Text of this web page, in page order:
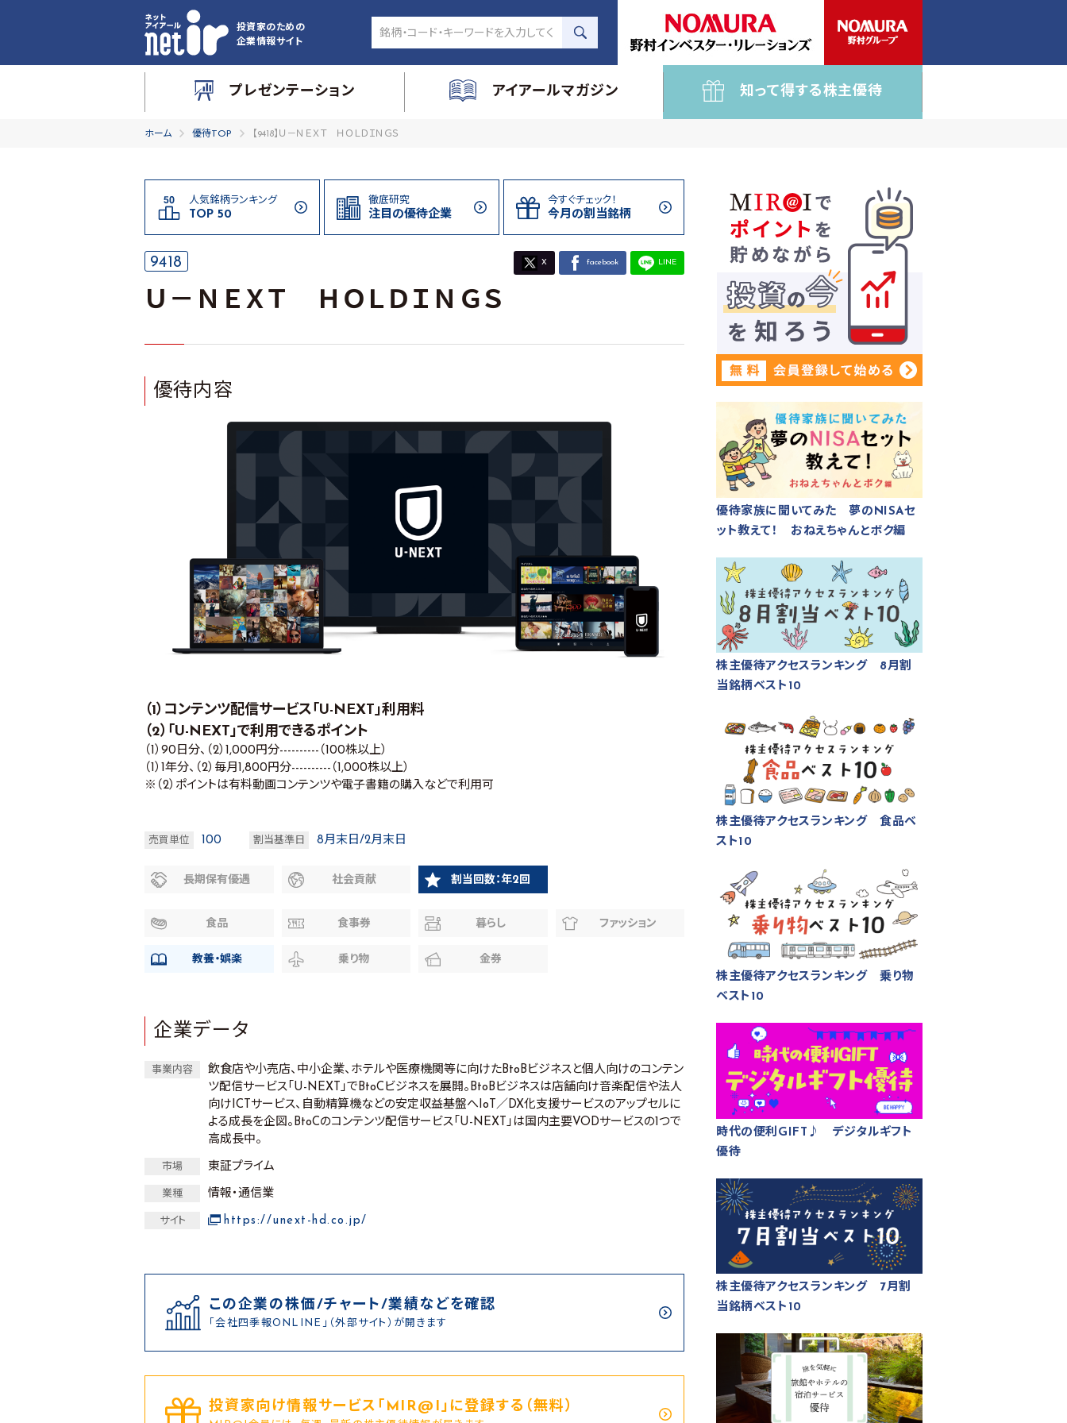
投資家のための
企業情報サイト
プレゼンテーション アイアールマガジン 知って得する株主優待
ホーム 優待TOP 【9418】Ｕ－ＮＥＸＴ ＨＯＬＤＩＮＧＳ
人気銘柄ランキング
TOP 50
徹底研究
注目の優待企業
今すぐチェック！
今月の割当銘柄
9418 X facebook LINE
Ｕ－ＮＥＸＴ ＨＯＬＤＩＮＧＳ
優待内容
（1）コンテンツ配信サービス「U-NEXT」利用料
（2）「U-NEXT」で利用できるポイント
（1）90日分、（2）1,000円分----------（100株以上）
（1）1年分、（2）毎月1,800円分----------（1,000株以上）
※（2）ポイントは有料動画コンテンツや電子書籍の購入などで利用可
売買単位 100 割当基準日 8月末日/2月末日
長期保有優遇 社会貢献 割当回数：年2回
食品 食事券 暮らし ファッション
教養・娯楽 乗り物 金券
企業データ
事業内容
飲食店や小売店、中小企業、ホテルや医療機関等に向けたBtoBビジネスと個人向けのコンテン
ツ配信サービス「U-NEXT」でBtoCビジネスを展開。BtoBビジネスは店舗向け音楽配信や法人
向けICTサービス、自動精算機などの安定収益基盤へIoT／DX化支援サービスのアップセルに
よる成長を企図。BtoCのコンテンツ配信サービス「U-NEXT」は国内主要VODサービスの1つで
高成長中。
市場 東証プライム
業種 情報・通信業
サイト https://unext-hd.co.jp/
この企業の株価/チャート/業績などを確認
「会社四季報ONLINE」（外部サイト）が開きます
投資家向け情報サービス｢MIR@I｣に登録する（無料）
優待家族に聞いてみた 夢のNISAセ
ット教えて！ おねえちゃんとボク編
株主優待アクセスランキング 8月割
当銘柄ベスト10
株主優待アクセスランキング 食品ベ
スト10
株主優待アクセスランキング 乗り物
ベスト10
時代の便利GIFT♪ デジタルギフト
優待
株主優待アクセスランキング 7月割
当銘柄ベスト10